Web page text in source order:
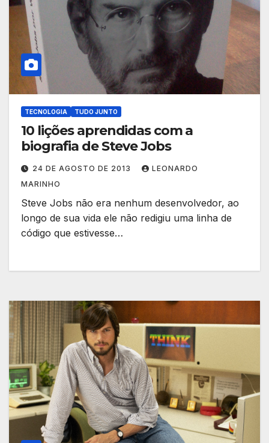
TECNOLOGIA TUDO JUNTO
10 lições aprendidas com a
biografia de Steve Jobs
24 DE AGOSTO DE 2013
LEONARDO
MARINHO
Steve Jobs não era nenhum desenvolvedor, ao
longo de sua vida ele não redigiu uma linha de
código que estivesse…